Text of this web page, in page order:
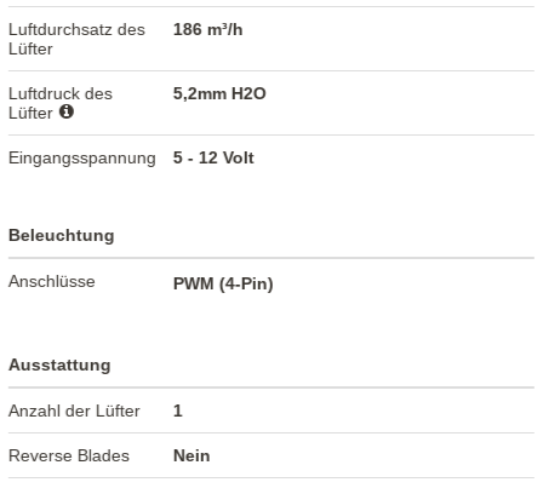
Luftdurchsatz des
Lüfter
186 m³/h
Luftdruck des
Lüfter
5,2mm H2O
Eingangsspannung 5 - 12 Volt
Beleuchtung
Anschlüsse PWM (4-Pin)
Ausstattung
Anzahl der Lüfter 1
Reverse Blades Nein